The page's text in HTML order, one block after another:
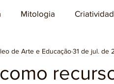
Mitologia
de Arte e Educação31 de jul. de